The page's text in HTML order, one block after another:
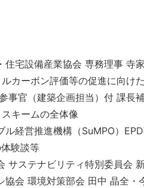
住宅設備産業協会 専務理事 寺家
カーボン評価等の促進に向け
事官（建築企画担当）付 課⾧
キームの全体像
ル経営推進機構（SuMPO）
験談等
サステナビリティ特別委員会 新
協会 環境対策部会 田中 晶全・